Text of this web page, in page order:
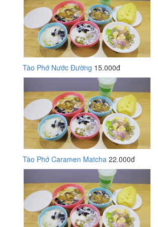
Tào Phớ Nước Đường 15.000đ
Tào Phớ Caramen Matcha 22.000đ